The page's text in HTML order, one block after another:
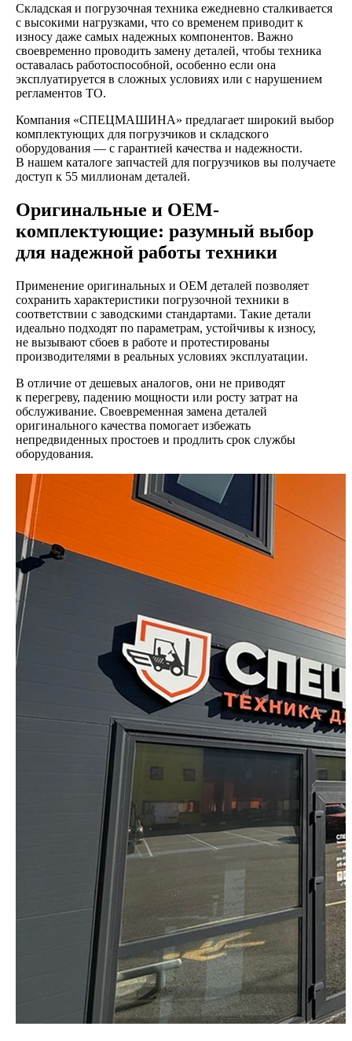
Складская и погрузочная техника ежедневно сталкивается
с высокими нагрузками, что со временем приводит к
износу даже самых надежных компонентов. Важно
своевременно проводить замену деталей, чтобы техника
оставалась работоспособной, особенно если она
эксплуатируется в сложных условиях или с нарушением
регламентов ТО.
Компания «СПЕЦМАШИНА» предлагает широкий выбор
комплектующих для погрузчиков и складского
оборудования — с гарантией качества и надежности.
В нашем каталоге запчастей для погрузчиков вы получаете
доступ к 55 миллионам деталей.
Оригинальные и OEM-
комплектующие: разумный выбор
для надежной работы техники
Применение оригинальных и OEM деталей позволяет
сохранить характеристики погрузочной техники в
соответствии с заводскими стандартами. Такие детали
идеально подходят по параметрам, устойчивы к износу,
не вызывают сбоев в работе и протестированы
производителями в реальных условиях эксплуатации.
В отличие от дешевых аналогов, они не приводят
к перегреву, падению мощности или росту затрат на
обслуживание. Своевременная замена деталей
оригинального качества помогает избежать
непредвиденных простоев и продлить срок службы
оборудования.